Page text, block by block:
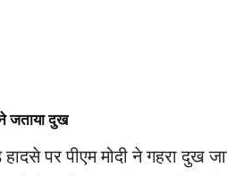
ने जताया दुख
पर पीएम मोदी ने गहरा दुख